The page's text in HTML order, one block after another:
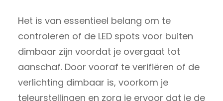
Het is van essentieel belang om te
controleren of de LED spots voor buiten
dimbaar zijn voordat je overgaat tot
aanschaf. Door vooraf te verifiëren of de
verlichting dimbaar is, voorkom je
teleurstellingen en zorg je ervoor dat je de